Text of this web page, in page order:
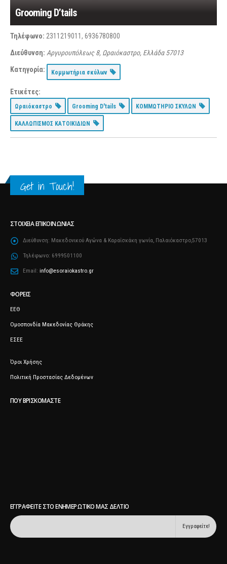
Grooming D’tails
Τηλέφωνο: 2311219011, 6936780800
Διεύθυνση: Αργυρουπόλεως 8, Ωραιόκαστρο, Ελλάδα 57013
Κατηγορία: Κομμωτήρια σκύλων
Ετικέτες:
Ωραιόκαστρο Grooming D'tails ΚΟΜΜΩΤΗΡΙΟ ΣΚΥΛΩΝ
ΚΑΛΛΩΠΙΣΜΟΣ ΚΑΤΟΙΚΙΔΙΩΝ
Get in Touch!
ΣΤΟΙΧΕΊΑ ΕΠΙΚΟΙΝΩΝΊΑΣ
Διεύθυνση: Μακεδονικού Αγώνα & Καραΐσκάκη γωνία, Παλαιόκαστρο,57013
Τηλέφωνο: 6999501100
Email: info@esoraiokastro.gr
ΦΟΡΕΊΣ
ΕΕΘ
Ομοσπονδία Μακεδονίας Θράκης
ΕΣΕΕ
Όροι Χρήσης
Πολιτική Προστασίας Δεδομένων
ΠΟΥ ΒΡΙΣΚΌΜΑΣΤΕ
ΕΓΓΡΑΦΕΊΤΕ ΣΤΟ ΕΝΗΜΕΡΩΤΙΚΌ ΜΑΣ ΔΕΛΤΊΟ